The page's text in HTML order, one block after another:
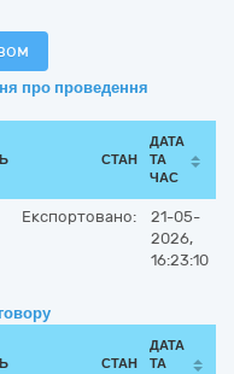
про проведення
СТАН
ДАТА
ТА
ЧАС
Експортовано:
21-05-
2026,
16:23:10
СТАН
ДАТА
ТА